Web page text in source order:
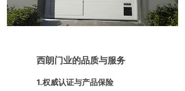
西朗门业的品质与服务
1.权威认证与产品保险